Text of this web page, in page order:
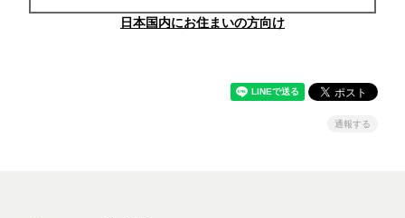
日本国内にお住まいの方向け
通報する